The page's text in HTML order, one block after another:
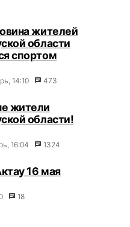
жителей
области
спортом
14:10 473
жители
области!
16:04 1324
16 мая
18